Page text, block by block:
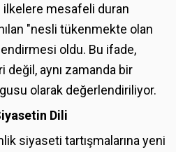
mesafeli duran
"nesli tükenmekte olan
oldu. Bu ifade,
aynı zamanda bir
olarak değerlendiriliyor.
Dili
siyaseti tartışmalarına yeni